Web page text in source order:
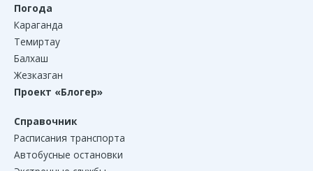
Погода
Караганда
Темиртау
Балхаш
Жезказган
Проект «Блогер»
Справочник
Расписания транспорта
Автобусные остановки